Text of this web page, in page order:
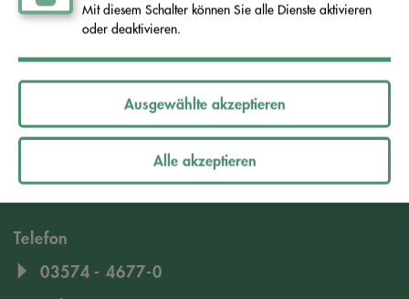
Abfallentsorgungsverband Schwarze
Elster
01979 Lauchhammer
Telefon
03574 - 4677-0
Mit diesem Schalter können Sie alle Dienste aktivieren
oder deaktivieren.
Ausgewählte akzeptieren
Alle akzeptieren